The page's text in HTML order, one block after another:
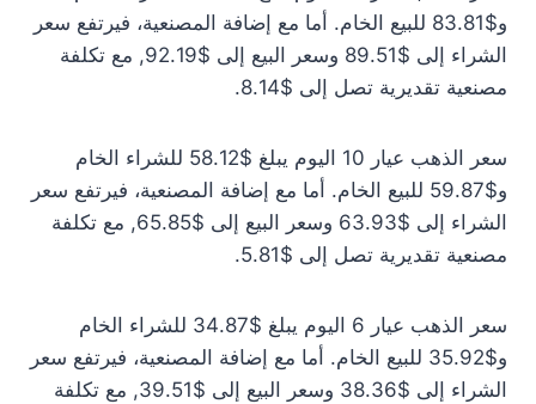
و$83.81 للبيع الخام. أما مع إضافة المصنعية، فيرتفع سعر
الشراء إلى $89.51 وسعر البيع إلى $92.19, مع تكلفة
مصنعية تقديرية تصل إلى $8.14.
سعر الذهب عيار 10 اليوم يبلغ $58.12 للشراء الخام
و$59.87 للبيع الخام. أما مع إضافة المصنعية، فيرتفع سعر
الشراء إلى $63.93 وسعر البيع إلى $65.85, مع تكلفة
مصنعية تقديرية تصل إلى $5.81.
سعر الذهب عيار 6 اليوم يبلغ $34.87 للشراء الخام
و$35.92 للبيع الخام. أما مع إضافة المصنعية، فيرتفع سعر
الشراء إلى $38.36 وسعر البيع إلى $39.51, مع تكلفة